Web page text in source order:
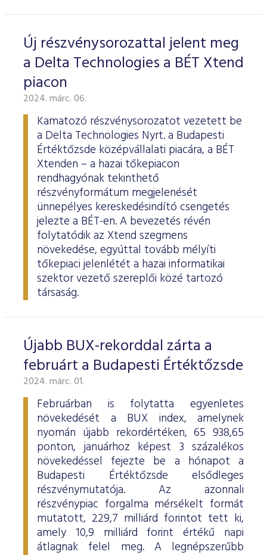
Új részvénysorozattal jelent meg
a Delta Technologies a BÉT Xtend
piacon
2024. márc. 06.
Kamatozó részvénysorozatot vezetett be
a Delta Technologies Nyrt. a Budapesti
Értéktőzsde középvállalati piacára, a BÉT
Xtenden – a hazai tőkepiacon
rendhagyónak tekinthető
részvényformátum megjelenését
ünnepélyes kereskedésindító csengetés
jelezte a BÉT-en. A bevezetés révén
folytatódik az Xtend szegmens
növekedése, egyúttal tovább mélyíti
tőkepiaci jelenlétét a hazai informatikai
szektor vezető szereplői közé tartozó
társaság.
Újabb BUX-rekorddal zárta a
februárt a Budapesti Értéktőzsde
2024. márc. 01.
Februárban is folytatta egyenletes
növekedését a BUX index, amelynek
nyomán újabb rekordértéken, 65 938,65
ponton, januárhoz képest 3 százalékos
növekedéssel fejezte be a hónapot a
Budapesti Értéktőzsde elsődleges
részvénymutatója. Az azonnali
részvénypiac forgalma mérsékelt formát
mutatott, 229,7 milliárd forintot tett ki,
amely 10,9 milliárd forint értékű napi
átlagnak felel meg. A legnépszerűbb